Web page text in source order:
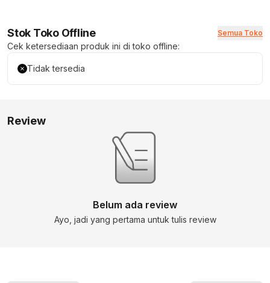
Stok Toko Offline Semua Toko
Cek ketersediaan produk ini di toko offline:
Tidak tersedia
Review
Belum ada review
Ayo, jadi yang pertama untuk tulis review